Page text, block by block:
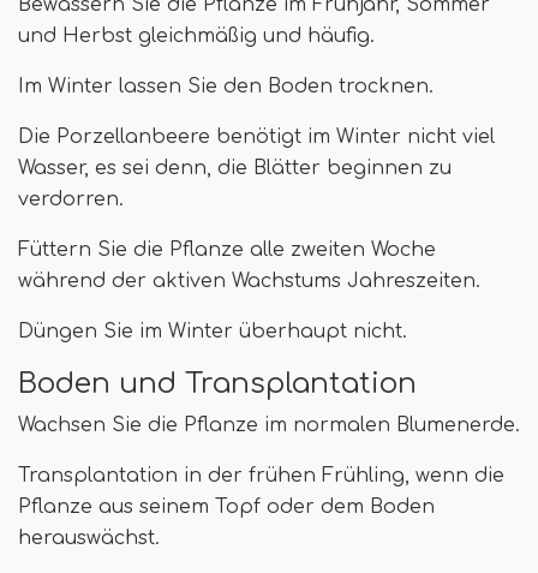
Bewässern Sie die Pflanze im Frühjahr, Sommer
und Herbst gleichmäßig und häufig.
Im Winter lassen Sie den Boden trocknen.
Die Porzellanbeere benötigt im Winter nicht viel
Wasser, es sei denn, die Blätter beginnen zu
verdorren.
Füttern Sie die Pflanze alle zweiten Woche
während der aktiven Wachstums Jahreszeiten.
Düngen Sie im Winter überhaupt nicht.
Boden und Transplantation
Wachsen Sie die Pflanze im normalen Blumenerde.
Transplantation in der frühen Frühling, wenn die
Pflanze aus seinem Topf oder dem Boden
herauswächst.